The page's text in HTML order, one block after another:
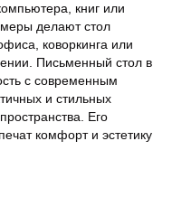
книг или
делают стол
коворкинга или
Письменный стол в
с современным
и стильных
Его
комфорт и эстетику